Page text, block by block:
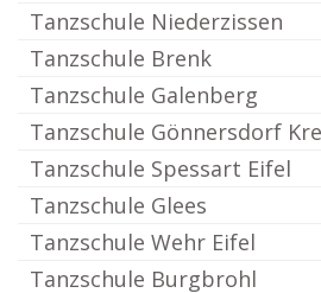
Tanzschule Niederzissen
Tanzschule Brenk
Tanzschule Galenberg
Tanzschule Gönnersdorf
Tanzschule Spessart Eifel
Tanzschule Glees
Tanzschule Wehr Eifel
Tanzschule Burgbrohl